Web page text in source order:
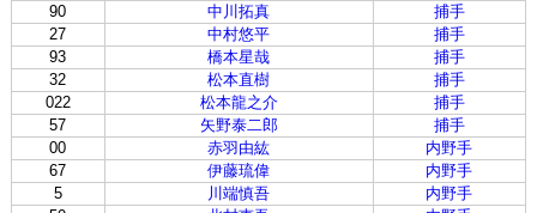
90
中川拓真
捕手
27
中村悠平
捕手
93
橋本星哉
捕手
32
松本直樹
捕手
022
松本龍之介
捕手
57
矢野泰二郎
捕手
00
赤羽由紘
内野手
67
伊藤琉偉
内野手
5
川端慎吾
内野手